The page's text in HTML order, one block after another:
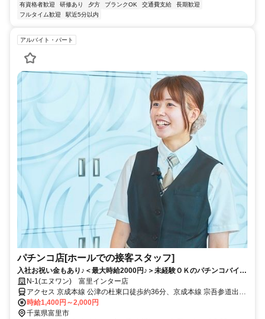
有資格者歓迎
研修あり 夕方 ブランクOK 交通費支給
長期歓迎
フルタイム歓迎
駅近5分以内
アルバイト・パート
パチンコ店[ホールでの接客スタッフ]
入社お祝い金もあり♪＜最大時給2000円♪＞未経験ＯＫのパチンコバイ
ト！【積極採用中】
N-1(エヌワン) 富里インター店
アクセス 京成本線 公津の杜東口徒歩約36分、京成本線 宗吾参道出入
口1徒歩約54分、京成東成田線 京成成田東口徒歩約54分
時給1,400円～2,000円
千葉県富里市